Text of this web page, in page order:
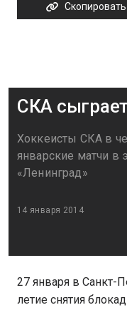
Скопировать
СКА
Хоккеисты СКА в
январские матчи в
«Ленинград»
14 января 2014
27 января в Санкт-
летие снятия